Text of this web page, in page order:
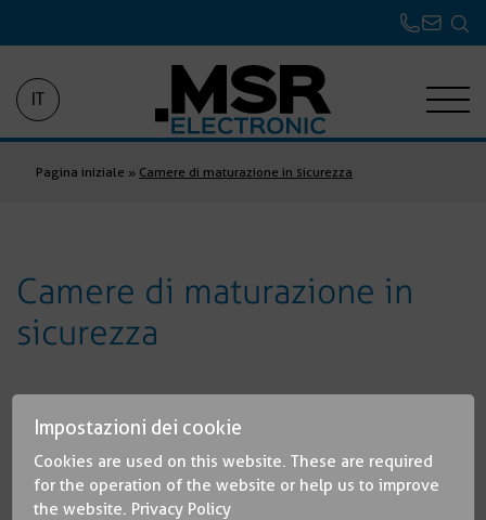
IT
Pagina iniziale » Camere di maturazione in sicurezza
Camere di maturazione in
sicurezza
Impostazioni dei cookie
Cookies are used on this website. These are required
for the operation of the website or help us to improve
the website. Privacy Policy